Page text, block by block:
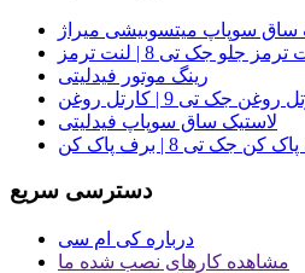
ساق سوپاپ میتسوبیشی میراژ
رینگ موتور فیدلیتی
لاستیک ساق سوپاپ فیدلیتی
دسترسی سریع
درباره کی ام سی
مشاهده کارهای نصب شده ما